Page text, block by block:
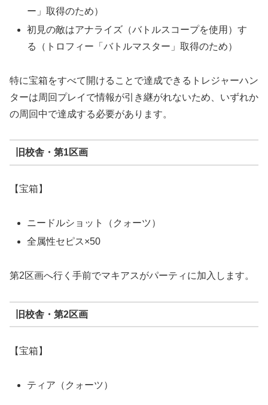
ー」取得のため）
初見の敵はアナライズ（バトルスコープを使用）す
る（トロフィー「バトルマスター」取得のため）
特に宝箱をすべて開けることで達成できるトレジャーハン
ターは周回プレイで情報が引き継がれないため、いずれか
の周回中で達成する必要があります。
旧校舎・第1区画
【宝箱】
ニードルショット（クォーツ）
全属性セピス×50
第2区画へ行く手前でマキアスがパーティに加入します。
旧校舎・第2区画
【宝箱】
ティア（クォーツ）